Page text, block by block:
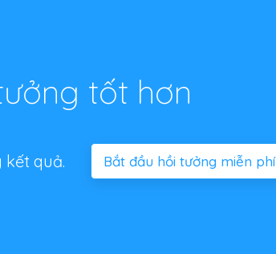
tốt hơn
quả. Bắt đầu hồi tưởng miễn phí